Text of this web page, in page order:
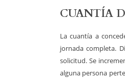
CUANTÍA
La cuantía a
jornada completa.
solicitud. Se
alguna persona